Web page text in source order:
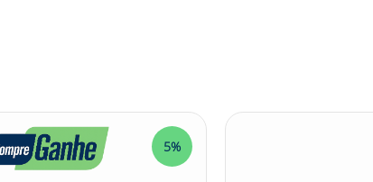
Confira outras categorias de Manta Absorvente
#sustentabilidadeambiental
5%